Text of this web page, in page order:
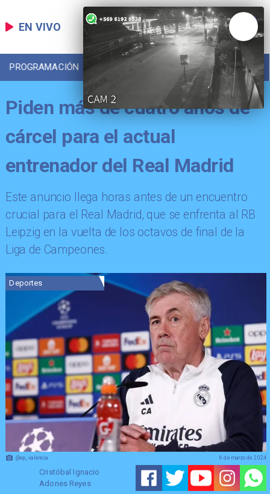
EN VIVO
PROGRAMACIÓN DEPORTES
Piden más de cuatro años de
cárcel para el actual
entrenador del Real Madrid
​Este anuncio llega horas antes de un encuentro
crucial para el Real Madrid, que se enfrenta al RB
Leipzig en la vuelta de los octavos de final de la
Liga de Campeones.
@ep_valencia
Deportes
Cristóbal Ignacio
Adones Reyes
6 de marzo de 2024